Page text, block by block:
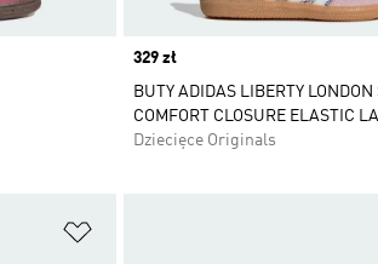
Price
329 zł
BUTY ADIDAS LIBERTY LONDON
COMFORT CLOSURE ELASTIC
Dziecięce Originals